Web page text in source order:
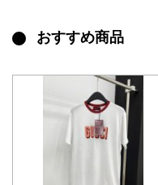
おすすめ商品